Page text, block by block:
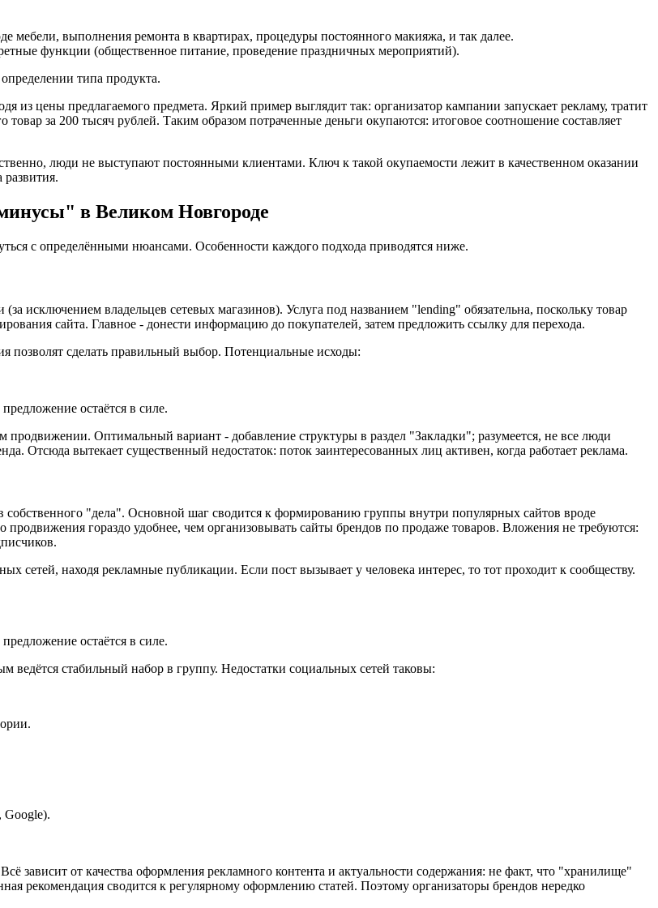
мебели, выполнения ремонта в квартирах, процедуры постоянного макияжа, и так далее.
функции (общественное питание, проведение праздничных мероприятий).
типа продукта.
из цены предлагаемого предмета. Яркий пример выглядит так: организатор кампании запускает рекламу, тратит
товар за 200 тысяч рублей. Таким образом потраченные деньги окупаются: итоговое соотношение составляет
люди не выступают постоянными клиентами. Ключ к такой окупаемости лежит в качественном оказании
в Великом Новгороде
с определёнными нюансами. Особенности каждого подхода приводятся ниже.
исключением владельцев сетевых магазинов). Услуга под названием "lending" обязательна, поскольку товар
сайта. Главное - донести информацию до покупателей, затем предложить ссылку для перехода.
сделать правильный выбор. Потенциальные исходы:
остаётся в силе.
продвижении. Оптимальный вариант - добавление структуры в раздел "Закладки"; разумеется, не все люди
Отсюда вытекает существенный недостаток: поток заинтересованных лиц активен, когда работает реклама.
собственного "дела". Основной шаг сводится к формированию группы внутри популярных сайтов вроде
гораздо удобнее, чем организовывать сайты брендов по продаже товаров. Вложения не требуются:
сетей, находя рекламные публикации. Если пост вызывает у человека интерес, то тот проходит к сообществу.
остаётся в силе.
ведётся стабильный набор в группу. Недостатки социальных сетей таковы:
Google).
зависит от качества оформления рекламного контента и актуальности содержания: не факт, что "хранилище"
рекомендация сводится к регулярному оформлению статей. Поэтому организаторы брендов нередко